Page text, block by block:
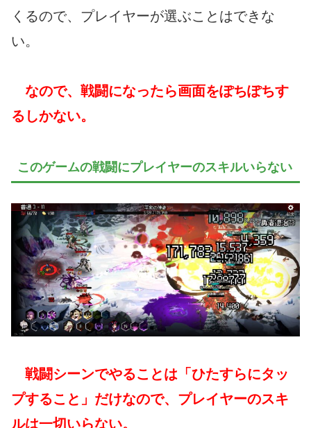
くるので、プレイヤーが選ぶことはできな
い。
なので、戦闘になったら画面をぽちぽちす
るしかない。
このゲームの戦闘にプレイヤーのスキルいらない
戦闘シーンでやることは「ひたすらにタッ
プすること」だけなので、プレイヤーのスキ
ルは一切いらない。